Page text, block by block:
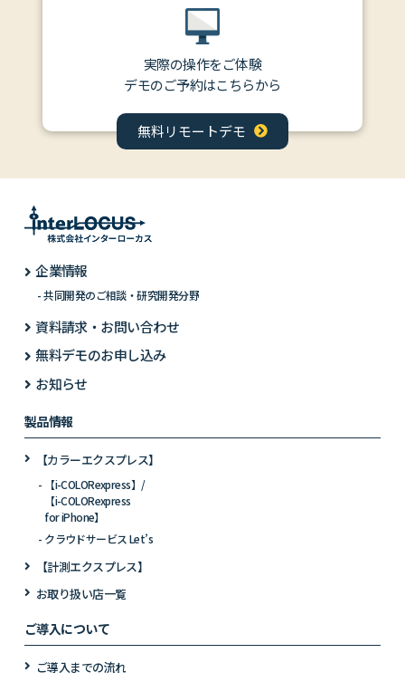
実際の操作をご体験
デモのご予約はこちらから
無料リモートデモ
企業情報
共同開発のご相談・研究開発分野
資料請求・お問い合わせ
無料デモのお申し込み
お知らせ
製品情報
【カラーエクスプレス】
【i-COLORexpress】/
【i-COLORexpress
for iPhone】
クラウドサービス Let’s
【計測エクスプレス】
お取り扱い店一覧
ご導入について
ご導入までの流れ